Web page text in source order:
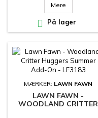
Mere
 På lager
MÆRKER: LAWN FAWN
LAWN FAWN -
WOODLAND CRITTER